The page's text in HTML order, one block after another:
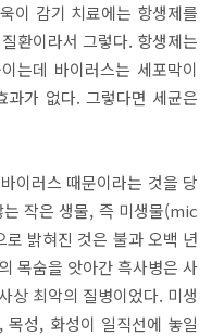
이 감기 치료에는 항생제를
환이라서 그렇다. 항생제는
는데 바이러스는 세포막이
가 없다. 그렇다면 세균은
이러스 때문이라는 것을 당
작은 생물, 즉 미생물(mic
밝혀진 것은 불과 오백 년
목숨을 앗아간 흑사병은 사
상 최악의 질병이었다. 미생
성, 화성이 일직선에 놓일